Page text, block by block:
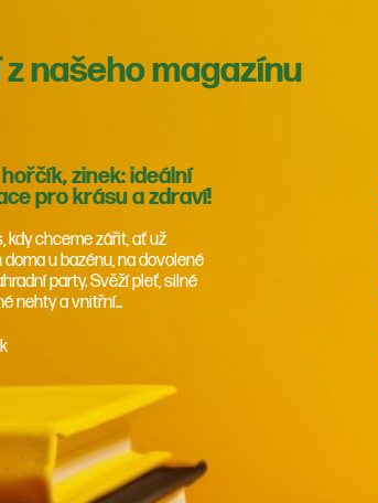
našeho magazínu
zinek: ideální
pro krásu a zdraví!
kdy chceme zářit, ať už
u bazénu, na dovolené
party. Svěží pleť, silné
nehty a vnitřní...